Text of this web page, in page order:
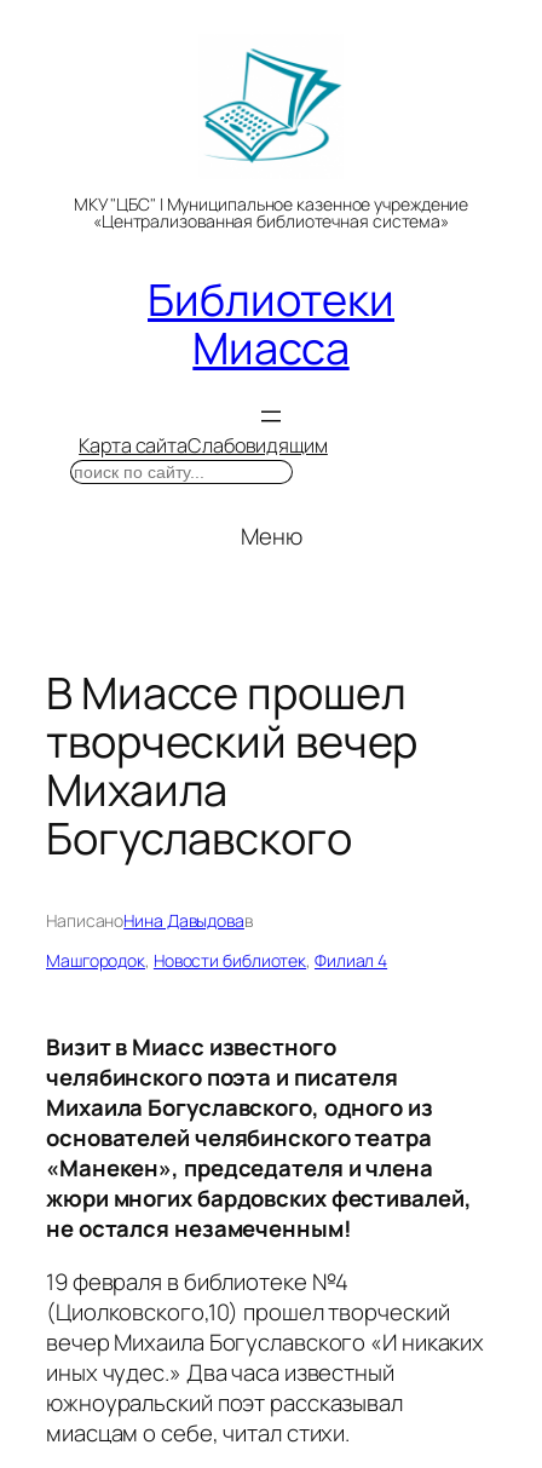
МКУ "ЦБС" | Муниципальное казенное учреждение
«Централизованная библиотечная система»
Библиотеки
Миасса
Карта сайтаСлабовидящим
Поиск
Меню
В Миассе прошел
творческий вечер
Михаила
Богуславского
НаписаноНина Давыдовав
Машгородок, Новости библиотек, Филиал 4
Визит в Миасс известного
челябинского поэта и писателя
Михаила Богуславского, одного из
основателей челябинского театра
«Манекен», председателя и члена
жюри многих бардовских фестивалей,
не остался незамеченным!
19 февраля в библиотеке №4
(Циолковского,10) прошел творческий
вечер Михаила Богуславского «И никаких
иных чудес.» Два часа известный
южноуральский поэт рассказывал
миасцам о себе, читал стихи.